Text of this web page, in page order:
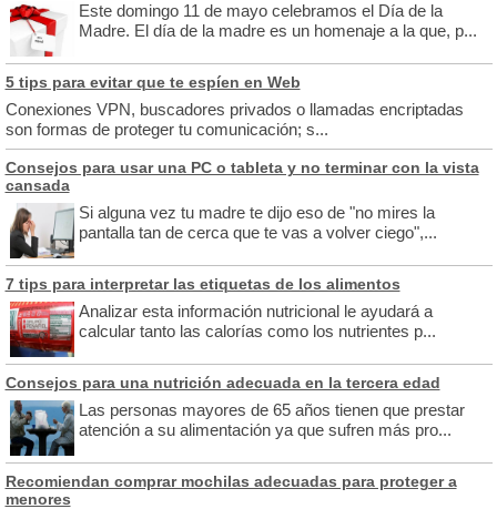
Este domingo 11 de mayo celebramos el Día de la
Madre. El día de la madre es un homenaje a la que, p...
5 tips para evitar que te espíen en Web
Conexiones VPN, buscadores privados o llamadas encriptadas
son formas de proteger tu comunicación; s...
Consejos para usar una PC o tableta y no terminar con la vista
cansada
Si alguna vez tu madre te dijo eso de "no mires la
pantalla tan de cerca que te vas a volver ciego",...
7 tips para interpretar las etiquetas de los alimentos
Analizar esta información nutricional le ayudará a
calcular tanto las calorías como los nutrientes p...
Consejos para una nutrición adecuada en la tercera edad
Las personas mayores de 65 años tienen que prestar
atención a su alimentación ya que sufren más pro...
Recomiendan comprar mochilas adecuadas para proteger a
menores